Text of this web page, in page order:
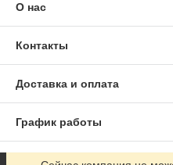
О нас
Контакты
Доставка и оплата
График работы
Полная версия сайта